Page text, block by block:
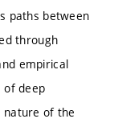
paths between
through
empirical
of deep
nature of the